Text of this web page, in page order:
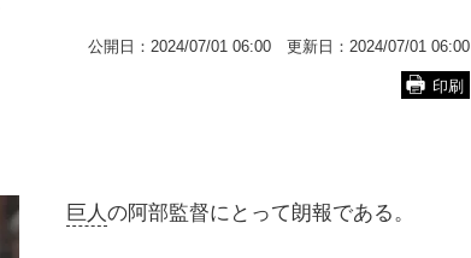
公開日： 2024/07/01 06:00 更新日： 2024/07/01 06:00
印刷
巨人の阿部監督にとって朗報である。